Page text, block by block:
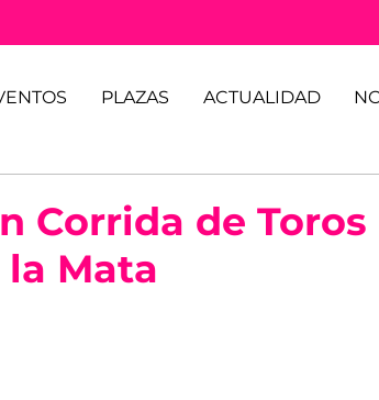
PLAZAS ACTUALIDAD
Corrida de
Mata